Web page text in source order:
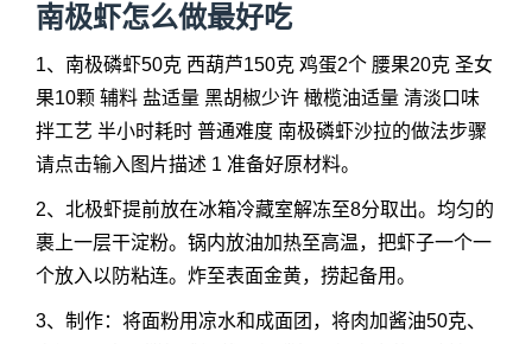
南极虾怎么做最好吃
1、南极磷虾50克 西葫芦150克 鸡蛋2个 腰果20克 圣女
果10颗 辅料 盐适量 黑胡椒少许 橄榄油适量 清淡口味
拌工艺 半小时耗时 普通难度 南极磷虾沙拉的做法步骤
请点击输入图片描述 1 准备好原材料。
2、北极虾提前放在冰箱冷藏室解冻至8分取出。均匀的
裹上一层干淀粉。锅内放油加热至高温，把虾子一个一
个放入以防粘连。炸至表面金黄，捞起备用。
3、制作：将面粉用凉水和成面团，将肉加酱油50克、